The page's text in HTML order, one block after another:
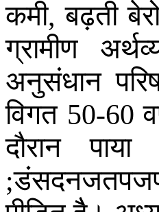
कमी,बढ़ती
ग्रामीण
अनुसंधान
विगत50-60
दौरान
पाया
;